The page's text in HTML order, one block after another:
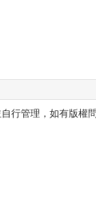
行管理，如有版權